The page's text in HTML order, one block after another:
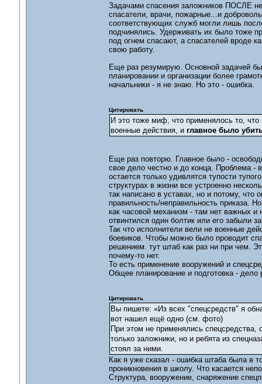
Задачами спасения заложников ПОСЛЕ
спасатели, врачи, пожарные...и
соответствующих служб могли лишь
подчинялись. Удерживать их было тоже
под огнем спасают, а спасателей вроде
свою работу.
Еще раз резумирую. Основной задачей
планировании и организации более
начальники - я не знаю. Но это - ошибка.
Цитировать
И это тоже миф, что применялось то,
военные действия, и главное было
Еще раз повторю. Главное было -
свое дело честно и до конца. Проблема -
остается только удивлятся тупости
структурах в жизни все устроенно
так написано в уставах, но и потому,
правильность/неправильность приказа.
как часовой механизм - там нет важных
отвинтился один болтик или его забыли
Так что исполнители вели не военные
боевиков. Чтобы можно было проводит
решением. тут штаб как раз ни при чем.
почему-то нет.
То есть применение вооружений и
Общее планирование и подготовка - дело
Цитировать
Вы пишете: «Из всех "спецсредств" я
вот нашел ещё одно (см. фото)
При этом не применялись спецсредства,
только заложники, но и ребята из
стоял за ними.
Как я уже сказал - ошибка штаба была в
проникновения в школу. Что касается
Структура, вооружение, снаряжение